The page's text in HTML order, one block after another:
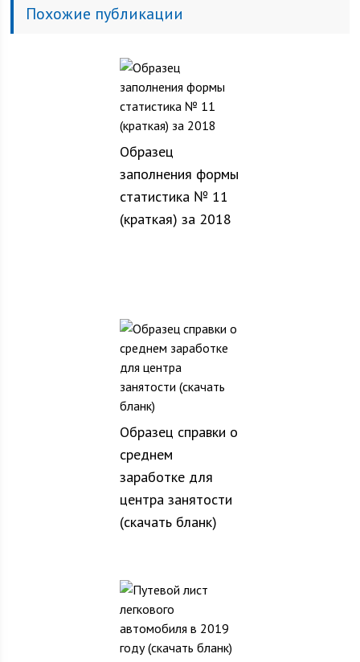
Похожие публикации
Образец
заполнения формы
статистика № 11
(краткая) за 2018
Образец справки о
среднем
заработке для
центра занятости
(скачать бланк)